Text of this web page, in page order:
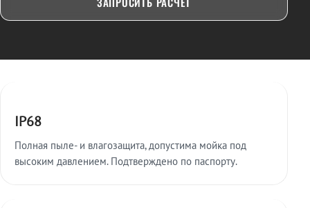
IP68
Полная пыле- и влагозащита, допустима мойка под
высоким давлением. Подтверждено по паспорту.